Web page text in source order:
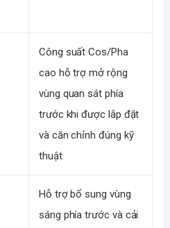
Công suất Cos/Pha
cao hỗ trợ mở rộng
vùng quan sát phía
trước khi được lắp đặt
và căn chỉnh đúng kỹ
thuật
Hỗ trợ bổ sung vùng
sáng phía trước và cải